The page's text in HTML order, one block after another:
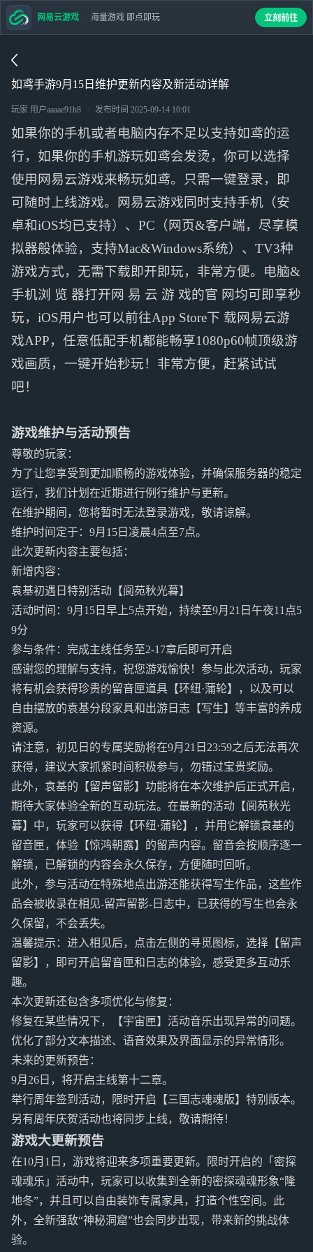
如鸢手游9月15日维护更新内容及新活动详解
玩家 用户aaaae91h8 发布时间 2025-09-14 10:01
如果你的手机或者电脑内存不足以支持如鸢的运
行，如果你的手机游玩如鸢会发烫，你可以选择
使用网易云游戏来畅玩如鸢。只需一键登录，即
可随时上线游戏。网易云游戏同时支持手机（安
卓和iOS均已支持）、PC（网页&客户端，尽享模
拟器般体验，支持Mac&Windows系统）、TV3种
游戏方式，无需下载即开即玩，非常方便。电脑&
手机浏 览 器打开网 易 云 游 戏的官 网均可即享秒
玩，iOS用户也可以前往App Store下 载网易云游
戏APP，任意低配手机都能畅享1080p60帧顶级游
戏画质，一键开始秒玩！非常方便，赶紧试试
吧！
游戏维护与活动预告
尊敬的玩家：
为了让您享受到更加顺畅的游戏体验，并确保服务器的稳定
运行，我们计划在近期进行例行维护与更新。
在维护期间，您将暂时无法登录游戏，敬请谅解。
维护时间定于：9月15日凌晨4点至7点。
此次更新内容主要包括：
新增内容：
袁基初遇日特别活动【阆苑秋光暮】
活动时间：9月15日早上5点开始，持续至9月21日午夜11点5
9分
参与条件：完成主线任务至2-17章后即可开启
感谢您的理解与支持，祝您游戏愉快！参与此次活动，玩家
将有机会获得珍贵的留音匣道具【环纽·蒲轮】，以及可以
自由摆放的袁基分段家具和出游日志【写生】等丰富的养成
资源。
请注意，初见日的专属奖励将在9月21日23:59之后无法再次
获得，建议大家抓紧时间积极参与，勿错过宝贵奖励。
此外，袁基的【留声留影】功能将在本次维护后正式开启，
期待大家体验全新的互动玩法。在最新的活动【阆苑秋光
暮】中，玩家可以获得【环纽·蒲轮】，并用它解锁袁基的
留音匣，体验【惊鸿朝露】的留声内容。留音会按顺序逐一
解锁，已解锁的内容会永久保存，方便随时回听。
此外，参与活动在特殊地点出游还能获得写生作品，这些作
品会被收录在相见-留声留影-日志中，已获得的写生也会永
久保留，不会丢失。
温馨提示：进入相见后，点击左侧的寻觅图标，选择【留声
留影】，即可开启留音匣和日志的体验，感受更多互动乐
趣。
本次更新还包含多项优化与修复：
修复在某些情况下，【宇宙匣】活动音乐出现异常的问题。
优化了部分文本描述、语音效果及界面显示的异常情形。
未来的更新预告：
9月26日，将开启主线第十二章。
举行周年签到活动，限时开启【三国志魂魂版】特别版本。
另有周年庆贺活动也将同步上线，敬请期待！
游戏大更新预告
在10月1日，游戏将迎来多项重要更新。限时开启的「密探
魂魂乐」活动中，玩家可以收集到全新的密探魂魂形象“隆
地冬”，并且可以自由装饰专属家具，打造个性空间。此
外，全新强敌“神秘洞窟”也会同步出现，带来新的挑战体
验。
网易云游戏 海量游戏 即点即玩 立刻前往